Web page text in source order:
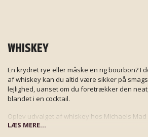
WHISKEY
En krydret rye eller måske en rig bourbon? I
af whiskey kan du altid være sikker på
lejlighed, uanset om du foretrækker den
blandet i en cocktail.
Oplev udvalget af whiskey hos Michaels Mad
LÆS MERE...